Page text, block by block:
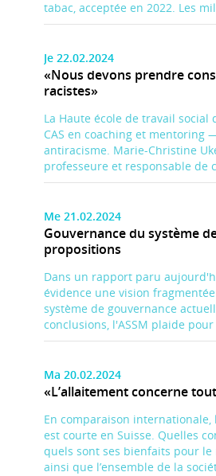
tabac, acceptée en 2022. Les
Je 22.02.2024
«Nous devons prendre
racistes»
La Haute école de travail
CAS en coaching et mentoring
antiracisme. Marie-Christine
professeure et responsable de
Me 21.02.2024
Gouvernance du système
propositions
Dans un rapport paru
évidence une vision
système de gouvernance
conclusions, l'ASSM plaide
Ma 20.02.2024
«L’allaitement concerne
En comparaison internationale,
est courte en Suisse. Quelles
quels sont ses bienfaits pour
ainsi que l’ensemble de la